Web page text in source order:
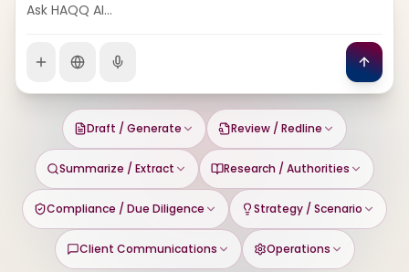
Ask HAQQ AI…
Draft / Generate Review / Redline
Summarize / Extract Research / Authorities
Compliance / Due Diligence Strategy / Scenario
Client Communications Operations